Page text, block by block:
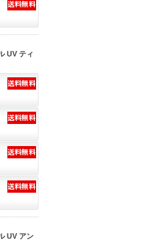
UV ティ
UV アン